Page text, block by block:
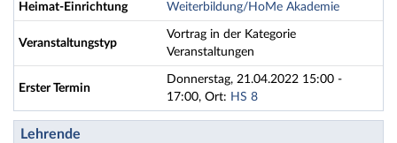
Heimat-Einrichtung Weiterbildung/HoMe Akademie
Veranstaltungstyp
Vortrag in der Kategorie
Veranstaltungen
Erster Termin
Donnerstag, 21.04.2022 15:00 -
17:00, Ort: HS 8
Lehrende